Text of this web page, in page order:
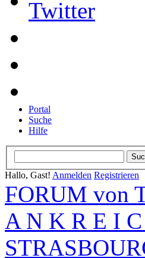
Portal
Suche
Hilfe
Hallo, Gast! Anmelden Registrieren
FORUM von
A N K R E I